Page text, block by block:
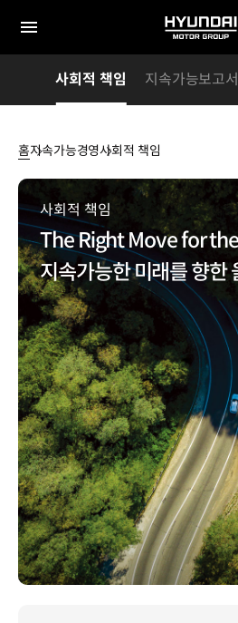
전체
HYUNDAI
MOTOR
GROUP
사회적 책임 지속가능보고서
홈지속가능경영사회적 책임
사회적
책임
사회적 책임
The Right Move for
지속가능한 미래를 향한